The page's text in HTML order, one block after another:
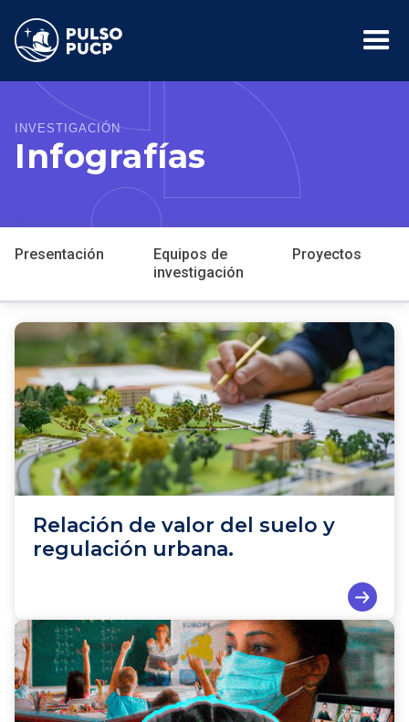
INVESTIGACIÓN
Infografías
Presentación
Equipos de
investigación
Proyectos
Relación de valor del suelo y
regulación urbana.